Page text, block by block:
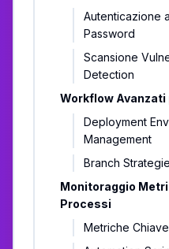
Autenticazione
Password
Scansione
Detection
Workflow
Deployment
Management
Branch
Monitoraggio
Processi
Metriche